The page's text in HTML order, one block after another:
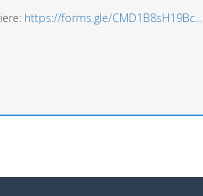
https://forms.gle/CMD1B8sH19Bc...